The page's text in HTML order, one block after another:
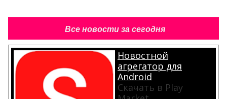
Все новости за сегодня
Новостной
агрегатор для
Android
Скачать в Play